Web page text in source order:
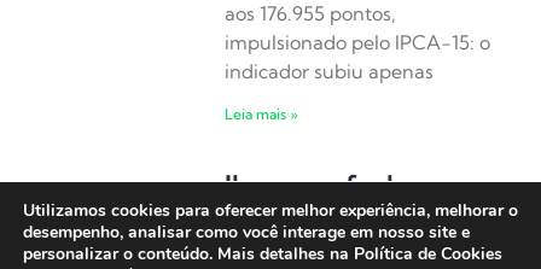
aos 176.955 pontos,
impulsionado pelo IPCA-15: o
indicador subiu apenas
Leia mais »
Ibovespa fecha em
alta com sinais de
arrefecimento entre
Utilizamos cookies para oferecer melhor experiência, melhorar o
desempenho, analisar como você interage em nosso site e
personalizar o conteúdo. Mais detalhes na Política de Cookies